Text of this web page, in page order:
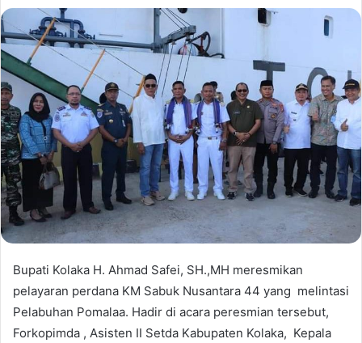
Bupati Kolaka H. Ahmad Safei, SH.,MH meresmikan
pelayaran perdana KM Sabuk Nusantara 44 yang melintasi
Pelabuhan Pomalaa. Hadir di acara peresmian tersebut,
Forkopimda , Asisten II Setda Kabupaten Kolaka, Kepala